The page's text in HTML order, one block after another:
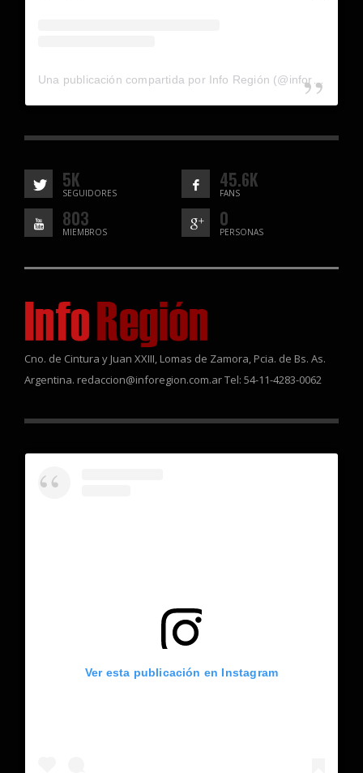
5K
SEGUIDORES
45.6K
FANS
803
MIEMBROS
0
PERSONAS
Cno. de Cintura y Juan XXIII, Lomas de Zamora, Pcia. de Bs. As.
Argentina. redaccion@inforegion.com.ar Tel: 54-11-4283-0062
Ver esta publicación en Instagram